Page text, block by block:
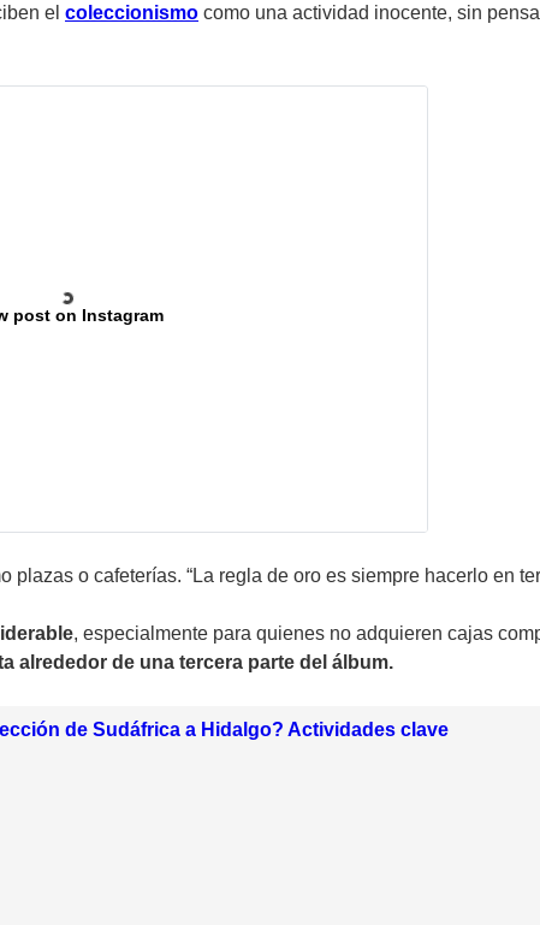
el coleccionismo como una actividad inocente, sin
post on Instagram
plazas o cafeterías. “La regla de oro es siempre hacerlo en
, especialmente para quienes no adquieren cajas
alrededor de una tercera parte del álbum.
de Sudáfrica a Hidalgo? Actividades clave